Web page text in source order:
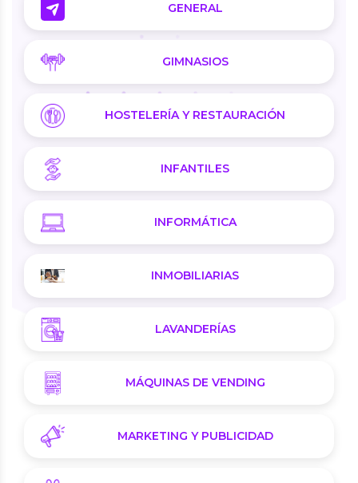
GENERAL
GIMNASIOS
HOSTELERÍA Y RESTAURACIÓN
INFANTILES
INFORMÁTICA
INMOBILIARIAS
LAVANDERÍAS
MÁQUINAS DE VENDING
MARKETING Y PUBLICIDAD